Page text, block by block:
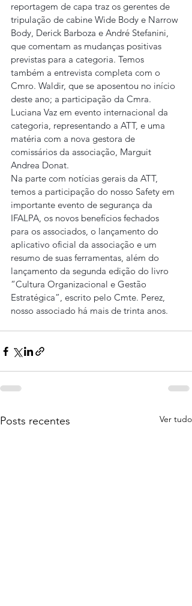
reportagem de capa traz os gerentes de
tripulação de cabine Wide Body e Narrow
Body, Derick Barboza e André Stefanini,
que comentam as mudanças positivas
previstas para a categoria. Temos
também a entrevista completa com o
Cmro. Waldir, que se aposentou no início
deste ano; a participação da Cmra.
Luciana Vaz em evento internacional da
categoria, representando a ATT, e uma
matéria com a nova gestora de
comissários da associação, Marguit
Andrea Donat.
Na parte com notícias gerais da ATT,
temos a participação do nosso Safety em
importante evento de segurança da
IFALPA, os novos benefícios fechados
para os associados, o lançamento do
aplicativo oficial da associação e um
resumo de suas ferramentas, além do
lançamento da segunda edição do livro
“Cultura Organizacional e Gestão
Estratégica”, escrito pelo Cmte. Perez,
nosso associado há mais de trinta anos.
Posts recentes Ver tudo